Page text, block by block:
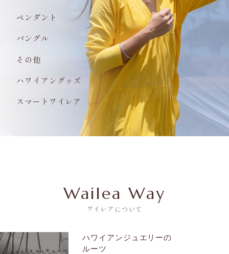
ペンダント
バングル
その他
ハワイアングッズ
スマートワイレア
Wailea Way
ワイレアについて
ハワイアンジュエリーの
ルーツ